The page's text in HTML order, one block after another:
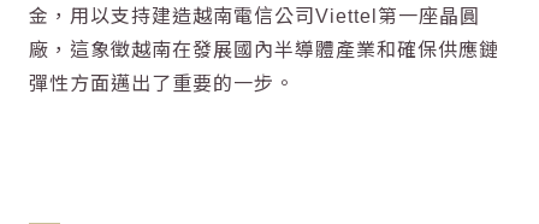
金，用以支持建造越南電信公司Viettel第一座晶圓
廠，這象徵越南在發展國內半導體產業和確保供應鏈
彈性方面邁出了重要的一步。